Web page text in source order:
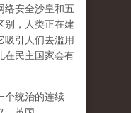
络安全沙皇和五
别，人类正在建
吸引人们去滥用
在民主国家会有
个统治的连续